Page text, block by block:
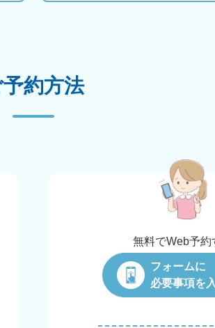
予約方法
無料でWeb予約
フォームに
必要事項を